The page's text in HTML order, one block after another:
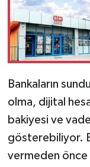
Bankaların
olma, dijital
bakiyesi ve
gösterebiliyor.
vermeden önce